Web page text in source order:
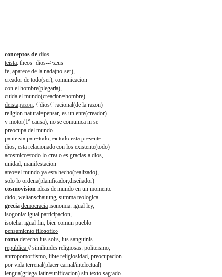
conceptos de dios
teista: theos=dios-->zeus
fe, aparece de la nada(no-ser),
creador de todo(ser), comunicacion
con el hombre(plegaria),
cuida el mundo(creacion=hombre)
deista:razon, \"dios\" racional(de la razon)
religion natural=pensar, es un ente(creador)
y motor(1º causa), no se comunica ni se
preocupa del mundo
panteista:pan=todo, en todo esta presente
dios, esta relacionado con los existente(todo)
acosmico=todo lo crea o es gracias a dios,
unidad, manifestacion
ateo=el mundo ya esta hecho(realizado),
solo lo ordena(planificador,diseñador)
cosmovision ideas de mundo en un momento
dtdo, weltanschauung, summa teologica
grecia democracia isonomia: igual ley,
isogonia: igual participacion,
isotelia: igual fin, bien comun pueblo
pensamiento filosofico
roma derecho ius solis, ius sanguinis
republica // similitudes religiosas: politeismo,
antropomorfismo, libre religiosidad, preocupacion
por vida terrenal(placer carnal/intelectual)
lengua(griega-latin=unificacion) sin texto sagrado